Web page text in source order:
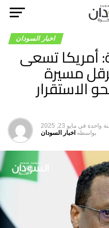
اخبار السودان
أمريكا تسعى
مسيرة
الاستقرار
واحدة في مايو 23, 2025
بواسطه اخبار السودان